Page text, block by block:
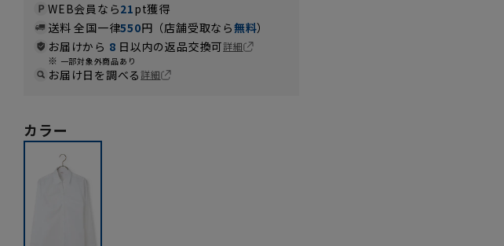
WEB会員なら21pt獲得
送料 全国一律550円（店舗受取なら無料）
お届けから 8 日以内の返品交換可詳細
一部対象外商品あり
お届け日を調べる詳細
カラー